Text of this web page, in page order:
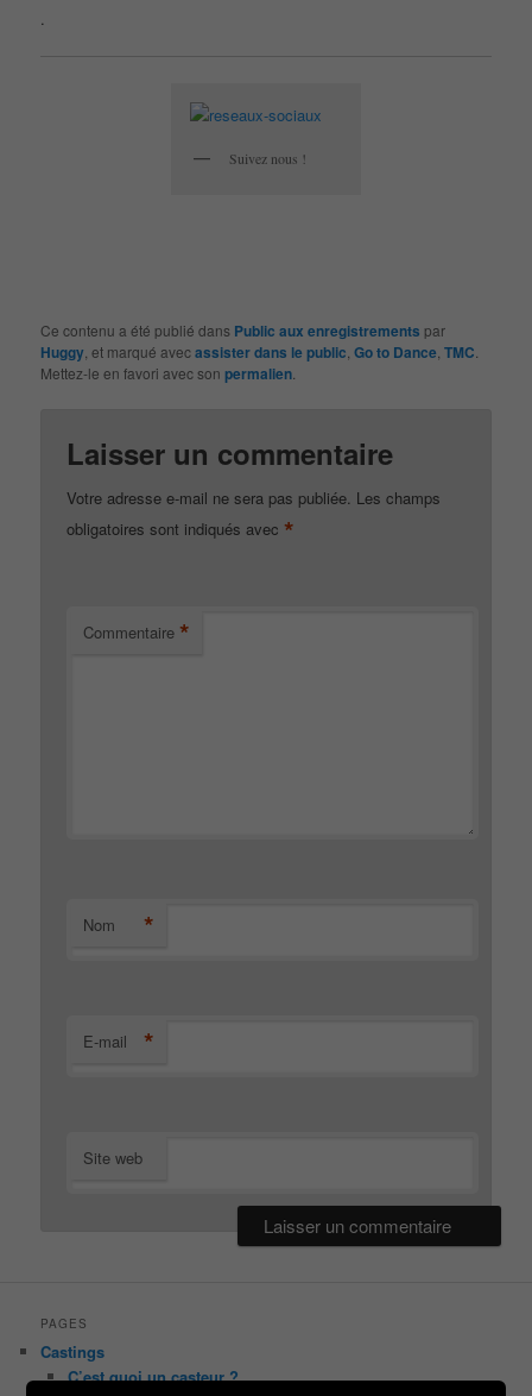
.
Suivez nous !
Ce contenu a été publié dans Public aux enregistrements par
Huggy , et marqué avecassister dans le public ,Go to Dance ,TMC
Mettez-le en favori avec sonpermalien
Laisser un commentaire
Votre adresse e-mail ne sera pas publiée. Les champs
obligatoires sont indiqués avec *
Commentaire *
Nom *
E-mail *
Site web
PAGES
Castings
C’est quoi un casteur ?